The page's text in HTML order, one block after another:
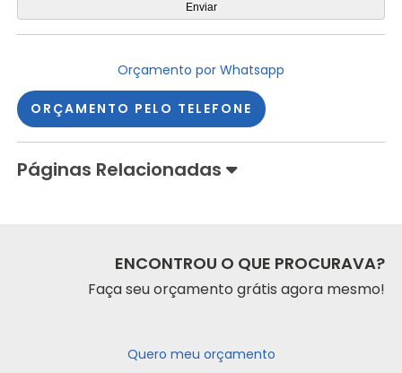
Orçamento por Whatsapp
ORÇAMENTO PELO TELEFONE
Páginas Relacionadas
ENCONTROU O QUE PROCURAVA?
Faça seu orçamento grátis agora mesmo!
Quero meu orçamento